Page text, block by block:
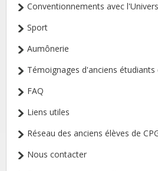
Conventionnements avec
Sport
Aumônerie
Témoignages d'anciens
FAQ
Liens utiles
Réseau des anciens élèves de
Nous contacter